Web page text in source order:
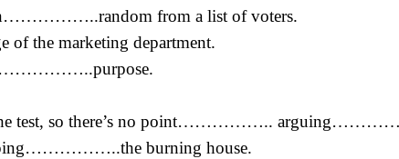
from a list of voters.
the marketing department.
the test, so there’s no point……………..
burning house.